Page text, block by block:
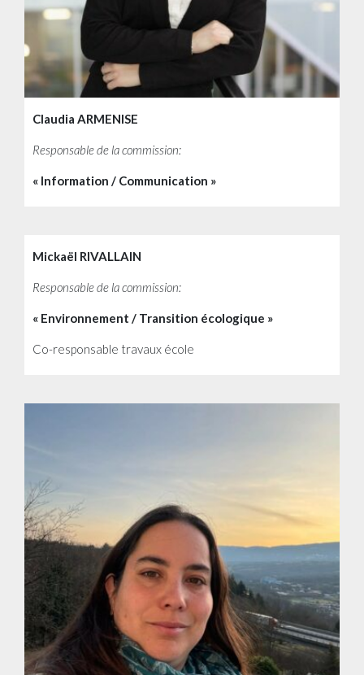
Claudia ARMENISE
Responsable de la commission:
« Information / Communication »
Mickaël RIVALLAIN
Responsable de la commission:
« Environnement / Transition écologique »
Co-responsable travaux école